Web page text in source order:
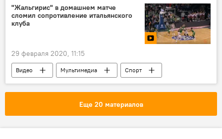
День восстановления независимости
коронавирус
"Жальгирис" в домашнем матче
сломил сопротивление итальянского
клуба
29 февраля 2020, 11:15
Видео Мультимедиа
Спорт
баскетбол
Литва
Италия
Еще 20 материалов